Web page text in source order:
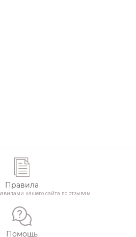
Правила
нашего сайта по отзывам
Помощь